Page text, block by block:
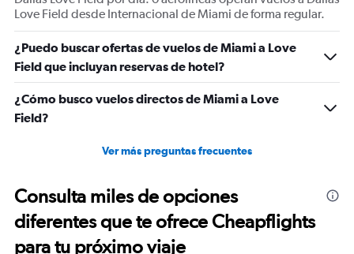
0
to
Love Field desde Internacional de Miami de forma regular.
¿Puedo buscar ofertas de vuelos de Miami a Love
Field que incluyan reservas de hotel?
¿Cómo busco vuelos directos de Miami a Love
Field?
Ver más preguntas frecuentes
Consulta miles de opciones
diferentes que te ofrece Cheapflights
para tu próximo viaje